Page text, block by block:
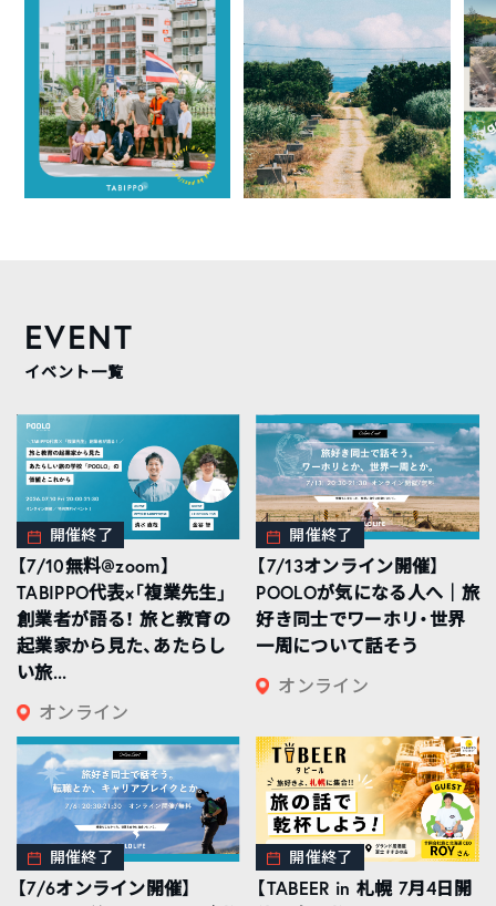
EVENT
イベント一覧
開催終了
【7/10無料@zoom】
TABIPPO代表×「複業先生」
創業者が語る！ 旅と教育の
起業家から見た、あたらし
い旅...
オンライン
開催終了
【7/13オンライン開催】
POOLOが気になる人へ｜旅
好き同士でワーホリ・世界
一周について話そう
オンライン
開催終了
【7/6オンライン開催】
開催終了
【TABEER in 札幌 7月4日開